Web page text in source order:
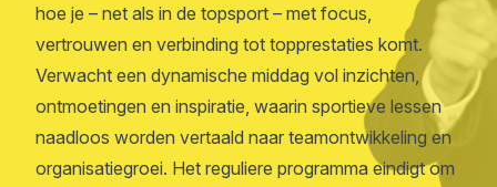
hoe je – net als in de topsport – met focus,
vertrouwen en verbinding tot topprestaties komt.
Verwacht een dynamische middag vol inzichten,
ontmoetingen en inspiratie, waarin sportieve lessen
naadloos worden vertaald naar teamontwikkeling en
organisatiegroei. Het reguliere programma eindigt om